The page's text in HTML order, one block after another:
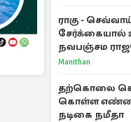
ராகு -
சேர்க்கையால்
நவபஞ்சம
அதிர்ஷ்டம்
Manithan
தற்கொலை
கொள்ள
நடிகை நமீதா